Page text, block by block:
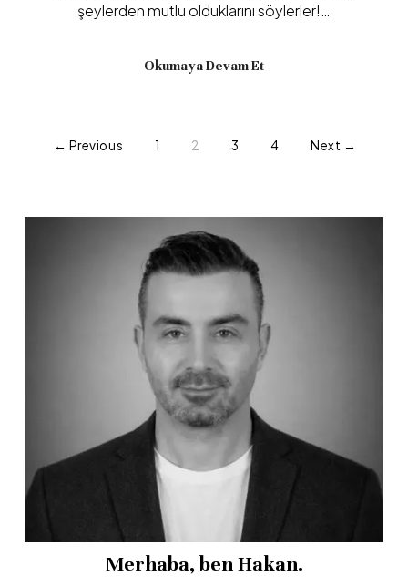
şeylerden mutlu olduklarını söylerler!…
Okumaya Devam Et
← Previous 1 2 3 4 Next →
Merhaba, ben Hakan.